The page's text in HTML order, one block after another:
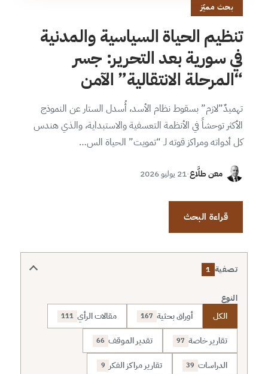
بحث مميّز
تنظيم الحياة السياسية والمدنية
في سورية بعد التحرير: جسر
“المرحلة الانتقالية” الآمن
تهميدٌ”لازم” بسقوط نظام الأسد، أُسدل الستار عن النموذج
الأكثر توحشاً في الأنظمة التعسفية والاستبداية، والذي هندس
كل أدواته ومراكز قوته لـ “تمويت” الحياة الس…
معن طلَّاع·21 يوليو 2026
قراءة البحث
تصفية 1
النوع
الكل أوراق بحثية 167 مقالات الرأي 111
تقارير خاصة 97 تقدير الموقف 66
الدراسات 39 تقارير مراكز الفكر 9